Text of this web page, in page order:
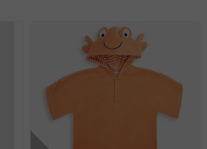
品7天（含例假日內提出），如為
，將由媽咪愛負責處理，若非瑕疵
』>『已出貨』中查詢該筆訂單，
進行申請。若有相關退貨問題，請
@mamilove